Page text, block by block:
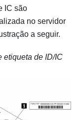
IC são
no servidor
a seguir.
etiqueta de ID/IC